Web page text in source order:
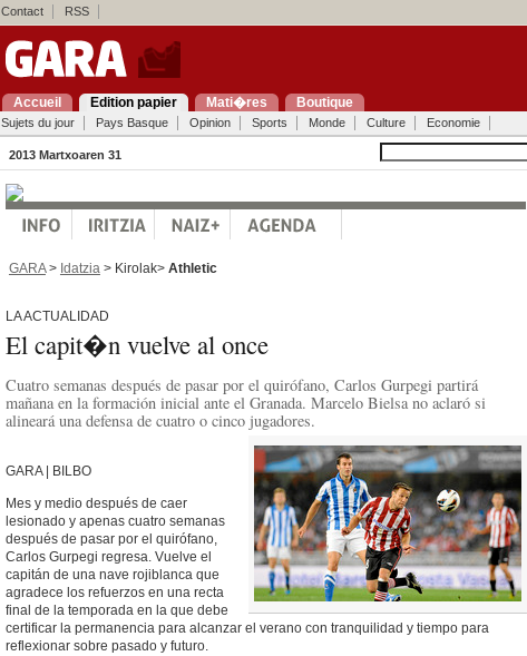
Contact RSS
Accueil Edition papier Mati�res Boutique
Sujets du jour Pays Basque Opinion Sports Monde Culture Economie
2013 Martxoaren 31
GARA> Idatzia > Kirolak> Athletic
LA ACTUALIDAD
El capit�n vuelve al once
Cuatro semanas después de pasar por el quirófano, Carlos Gurpegi partirá
mañana en la formación inicial ante el Granada. Marcelo Bielsa no aclaró si
alineará una defensa de cuatro o cinco jugadores.
GARA | BILBO
Mes y medio después de caer
lesionado y apenas cuatro semanas
después de pasar por el quirófano,
Carlos Gurpegi regresa. Vuelve el
capitán de una nave rojiblanca que
agradece los refuerzos en una recta
final de la temporada en la que debe
certificar la permanencia para alcanzar el verano con tranquilidad y tiempo para
reflexionar sobre pasado y futuro.